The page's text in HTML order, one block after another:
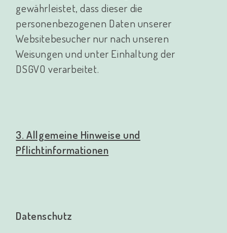
gewährleistet, dass dieser die
personenbezogenen Daten unserer
Websitebesucher nur nach unseren
Weisungen und unter Einhaltung der
DSGVO verarbeitet.
3. Allgemeine Hinweise und
Pflichtinformationen
Datenschutz